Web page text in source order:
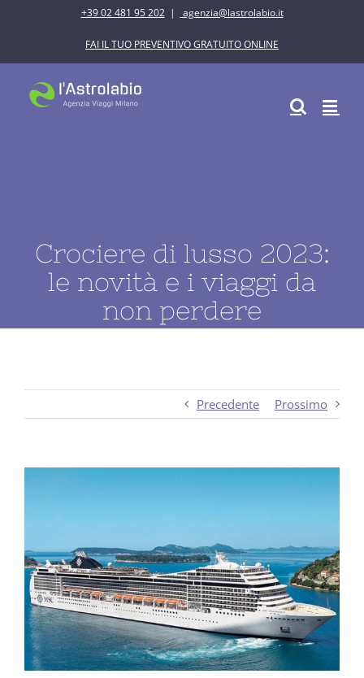
contenuto
+39 02 481 95 202 | agenzia@lastrolabio.it
FAI IL TUO PREVENTIVO GRATUITO ONLINE
Crociere di lusso 2023:
le novità e i viaggi da
non perdere
Precedente Prossimo